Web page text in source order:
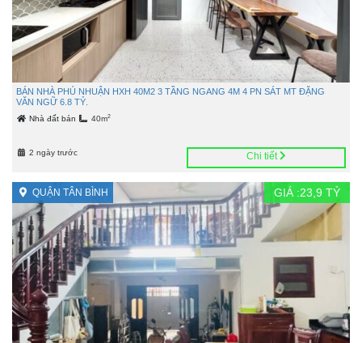
BÁN NHÀ PHÚ NHUẬN HXH 40M2 3 TẦNG NGANG 4M 4 PN SÁT MT ĐẶNG
VĂN NGỮ 6.8 TỶ.
Nhà đất bán 40m2
2 ngày trước Chi tiết
QUẬN TÂN BÌNH GIÁ :23,9 TỶ